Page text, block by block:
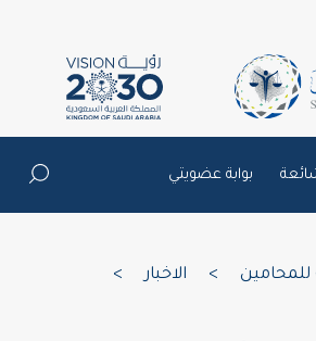
بوابة عضويتي
الاخبار